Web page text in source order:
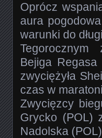
Oprócz
aura
warunki do dł
Tegorocznym
Bejiga
zwyciężyła
czas w
Zwycięzcy
Grycko (POL)
Nadolska